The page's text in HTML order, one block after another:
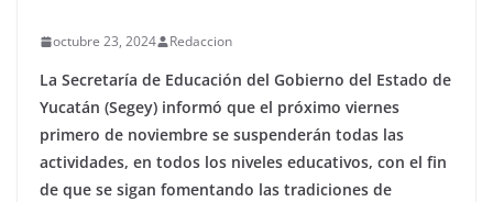
octubre 23, 2024 Redaccion
La Secretaría de Educación del Gobierno del Estado de
Yucatán (Segey) informó que el próximo viernes
primero de noviembre se suspenderán todas las
actividades, en todos los niveles educativos, con el fin
de que se sigan fomentando las tradiciones de